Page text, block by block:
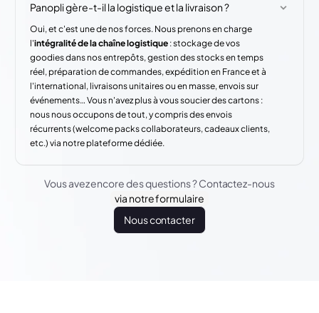
Panopli gère-t-il la logistique et la livraison ?
Oui, et c'est une de nos forces. Nous prenons en charge
l'intégralité de la chaîne logistique : stockage de vos
goodies dans nos entrepôts, gestion des stocks en temps
réel, préparation de commandes, expédition en France et à
l'international, livraisons unitaires ou en masse, envois sur
événements… Vous n'avez plus à vous soucier des cartons :
nous nous occupons de tout, y compris des envois
récurrents (welcome packs collaborateurs, cadeaux clients,
etc.) via notre plateforme dédiée.
Vous avez encore des questions ? Contactez-nous
via notre formulaire
Nous contacter